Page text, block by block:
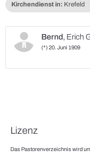
Kirchendienst in: Krefeld
Bernd, Erich
(*) 20. Juni 1909
Lizenz
Das Pastorenverzeichnis wird